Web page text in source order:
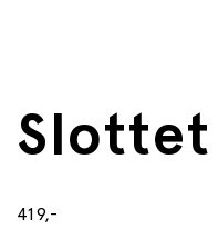
Slottet
419,-